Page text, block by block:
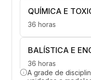
QUÍMICA E
36 horas
BALÍSTICA E
36 horas
A grade de